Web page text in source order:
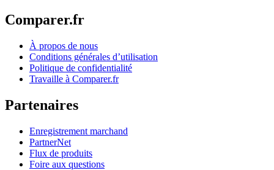
Comparer.fr
À propos de nous
Conditions générales d’utilisation
Politique de confidentialité
Travaille à Comparer.fr
Partenaires
Enregistrement marchand
PartnerNet
Flux de produits
Foire aux questions